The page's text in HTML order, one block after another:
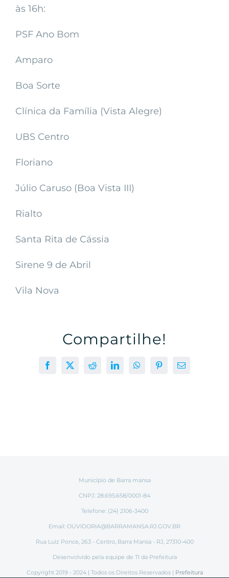
às 16h:
PSF Ano Bom
Amparo
Boa Sorte
Clínica da Família (Vista Alegre)
UBS Centro
Floriano
Júlio Caruso (Boa Vista III)
Rialto
Santa Rita de Cássia
Sirene 9 de Abril
Vila Nova
Compartilhe!
Facebook
X RedditLinkedInWhatsAppPinterest
E-
Município de Barra mansa
CNPJ: 28.695.658/0001-84
Telefone: (24) 2106-3400
Email: OUVIDORIA@BARRAMANSA.RJ.GOV.BR
Rua Luiz Ponce, 263 - Centro, Barra Mansa - RJ, 27310-400
Desenvolvido pela equipe de TI da Prefeitura
Copyright 2019 - 2024 | Todos os Direitos Reservados | Prefeitura